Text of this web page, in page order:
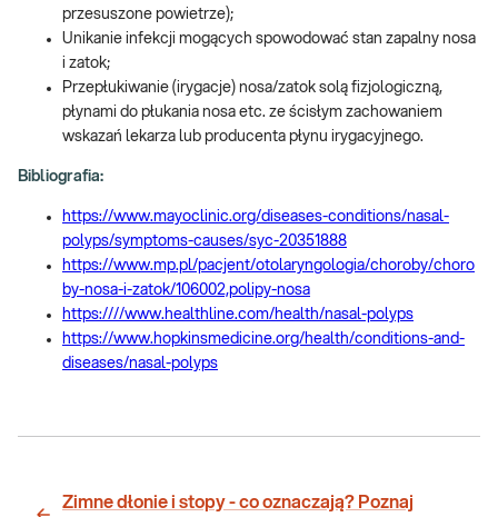
przesuszone powietrze);
Unikanie infekcji mogących spowodować stan zapalny nosa
i zatok;
Przepłukiwanie (irygacje) nosa/zatok solą fizjologiczną,
płynami do płukania nosa etc. ze ścisłym zachowaniem
wskazań lekarza lub producenta płynu irygacyjnego.
Bibliografia:
https://www.mayoclinic.org/diseases-conditions/nasal-
polyps/symptoms-causes/syc-20351888
https://www.mp.pl/pacjent/otolaryngologia/choroby/choro
by-nosa-i-zatok/106002,polipy-nosa
https:////www.healthline.com/health/nasal-polyps
https://www.hopkinsmedicine.org/health/conditions-and-
diseases/nasal-polyps
Zimne dłonie i stopy - co oznaczają? Poznaj